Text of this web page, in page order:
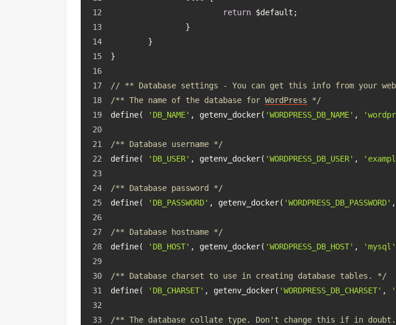
return $default;
		}
	}
}
// ** Database settings - You can get this info from your
/** The name of the database for WordPress */
define(
'DB_NAME' , getenv_docker( 'WORDPRESS_DB_NAME' ,
/** Database username */
define(
'DB_USER' , getenv_docker( 'WORDPRESS_DB_USER' ,
/** Database password */
define(
'DB_PASSWORD' , getenv_docker( 'WORDPRESS_DB_PASSWORD' ,
/** Database hostname */
define(
'DB_HOST' , getenv_docker( 'WORDPRESS_DB_HOST' , 'mysql'
/** Database charset to use in creating database tables. */
define(
'DB_CHARSET' , getenv_docker( 'WORDPRESS_DB_CHARSET' ,
/** The database collate type. Don't change this if in